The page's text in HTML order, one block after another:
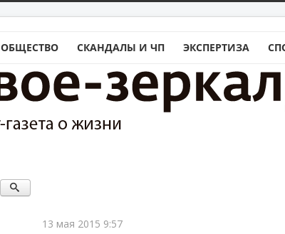
ОБЩЕСТВО СКАНДАЛЫ И ЧП ЭКСПЕРТИЗА
13 мая 2015 9:57